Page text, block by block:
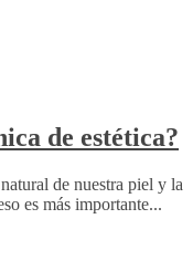
de estética?
de nuestra piel y la
es más importante...